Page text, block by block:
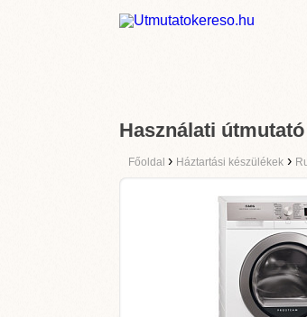
Használati
Főoldal › Háztartási készülékek ›